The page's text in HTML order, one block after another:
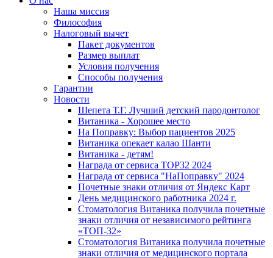
Наша миссия
Философия
Налоговый вычет
Пакет документов
Размер выплат
Условия получения
Способы получения
Гарантии
Новости
Шепета Т.Г. Лучший детский пародонтолог
Витаника - Хорошее место
На Поправку: Выбор пациентов 2025
Витаника опекает калао Шанти
Витаника - детям!
Награда от сервиса TOP32 2024
Награда от сервиса "НаПоправку" 2024
Почетные знаки отличия от Яндекс Карт
День медицинского работника 2024 г.
Стоматология Витаника получила почетные
знаки отличия от независимого рейтинга
«ТОП-32»
Стоматология Витаника получила почетные
знаки отличия от медицинского портала